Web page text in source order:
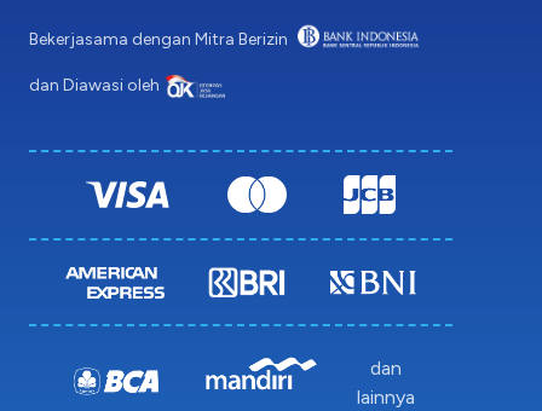
Bekerjasama dengan Mitra Berizin
dan Diawasi oleh
dan
lainnya